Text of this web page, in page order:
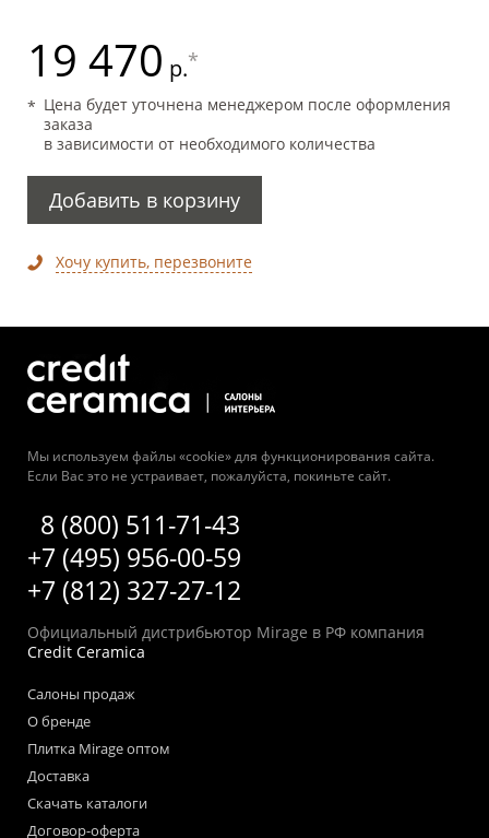
19 470 р.*
Цена будет уточнена менеджером после оформления
заказа
в зависимости от необходимого количества
Добавить в корзину
Хочу купить, перезвоните
Мы используем файлы «cookie» для функционирования сайта.
Если Вас это не устраивает, пожалуйста, покиньте сайт.
8 (800) 511-71-43
+7 (495) 956-00-59
+7 (812) 327-27-12
Официальный дистрибьютор Mirage в РФ компания
Credit Ceramica
Салоны продаж
О бренде
Плитка Mirage оптом
Доставка
Скачать каталоги
Договор-оферта